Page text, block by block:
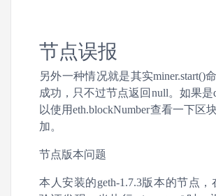
节点误报
另外一种情况就是其实miner.start()
成功，只不过节点返回null。如果是
以使用eth.blockNumber查看一下区
加。
节点版本问题
本人安装的geth-1.7.3版本的节点，